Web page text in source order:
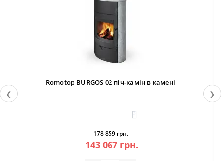
❮
Romotop BURGOS 02 піч-камін в камені
3
178 859 грн.
143 067 грн.
❯